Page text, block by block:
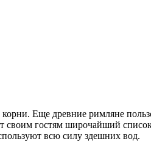
Еще древние римляне
гостям широчайший
всю силу здешних вод.